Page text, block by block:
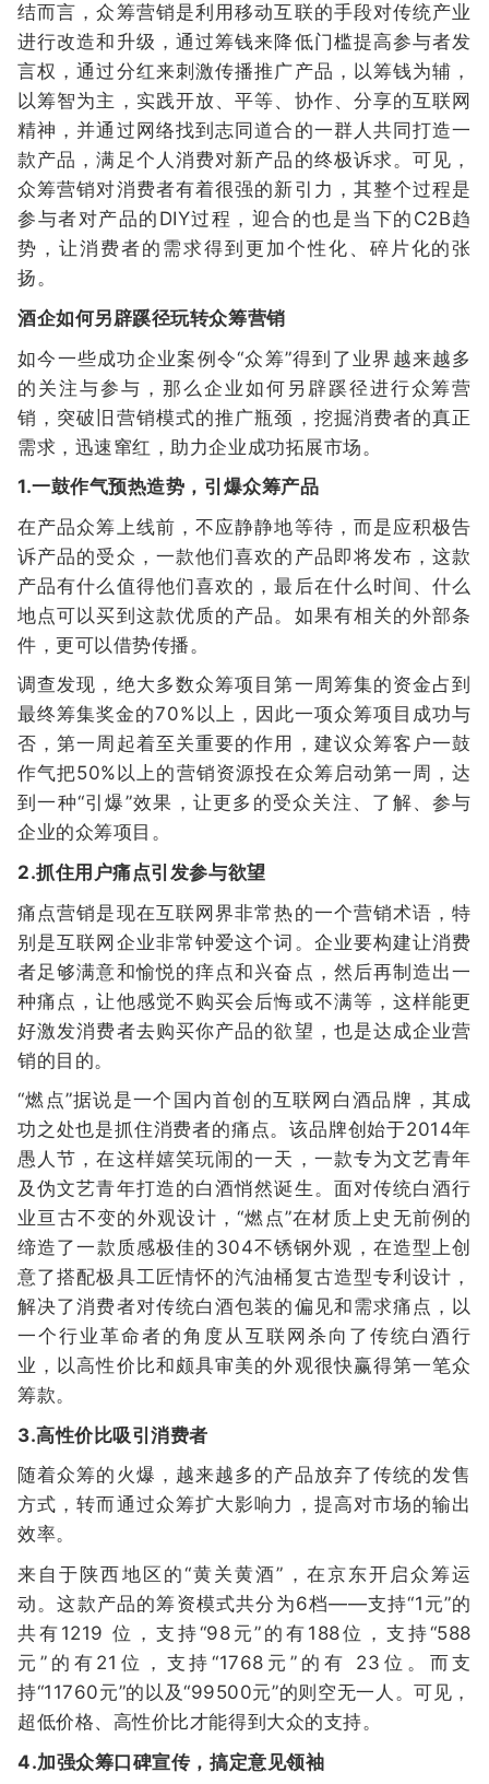
结而言，众筹营销是利用移动互联的手段对传统产业
进行改造和升级，通过筹钱来降低门槛提高参与者发
言权，通过分红来刺激传播推广产品，以筹钱为辅，
以筹智为主，实践开放、平等、协作、分享的互联网
精神，并通过网络找到志同道合的一群人共同打造一
款产品，满足个人消费对新产品的终极诉求。可见，
众筹营销对消费者有着很强的新引力，其整个过程是
参与者对产品的DIY过程，迎合的也是当下的C2B趋
势，让消费者的需求得到更加个性化、碎片化的张
扬。
酒企如何另辟蹊径玩转众筹营销
如今一些成功企业案例令“众筹”得到了业界越来越多
的关注与参与，那么企业如何另辟蹊径进行众筹营
销，突破旧营销模式的推广瓶颈，挖掘消费者的真正
需求，迅速窜红，助力企业成功拓展市场。
1.一鼓作气预热造势，引爆众筹产品
在产品众筹上线前，不应静静地等待，而是应积极告
诉产品的受众，一款他们喜欢的产品即将发布，这款
产品有什么值得他们喜欢的，最后在什么时间、什么
地点可以买到这款优质的产品。如果有相关的外部条
件，更可以借势传播。
调查发现，绝大多数众筹项目第一周筹集的资金占到
最终筹集奖金的70%以上，因此一项众筹项目成功与
否，第一周起着至关重要的作用，建议众筹客户一鼓
作气把50%以上的营销资源投在众筹启动第一周，达
到一种“引爆”效果，让更多的受众关注、了解、参与
企业的众筹项目。
2.抓住用户痛点引发参与欲望
痛点营销是现在互联网界非常热的一个营销术语，特
别是互联网企业非常钟爱这个词。企业要构建让消费
者足够满意和愉悦的痒点和兴奋点，然后再制造出一
种痛点，让他感觉不购买会后悔或不满等，这样能更
好激发消费者去购买你产品的欲望，也是达成企业营
销的目的。
“燃点”据说是一个国内首创的互联网白酒品牌，其成
功之处也是抓住消费者的痛点。该品牌创始于2014年
愚人节，在这样嬉笑玩闹的一天，一款专为文艺青年
及伪文艺青年打造的白酒悄然诞生。面对传统白酒行
业亘古不变的外观设计，“燃点”在材质上史无前例的
缔造了一款质感极佳的304不锈钢外观，在造型上创
意了搭配极具工匠情怀的汽油桶复古造型专利设计，
解决了消费者对传统白酒包装的偏见和需求痛点，以
一个行业革命者的角度从互联网杀向了传统白酒行
业，以高性价比和颇具审美的外观很快赢得第一笔众
筹款。
3.高性价比吸引消费者
随着众筹的火爆，越来越多的产品放弃了传统的发售
方式，转而通过众筹扩大影响力，提高对市场的输出
效率。
来自于陕西地区的“黄关黄酒”，在京东开启众筹运
动。这款产品的筹资模式共分为6档——支持“1元”的
共有1219 位，支持“98元”的有188位，支持“588
元”的有21位，支持“1768元”的有 23位。而支
持“11760元”的以及“99500元”的则空无一人。可见，
超低价格、高性价比才能得到大众的支持。
4.加强众筹口碑宣传，搞定意见领袖